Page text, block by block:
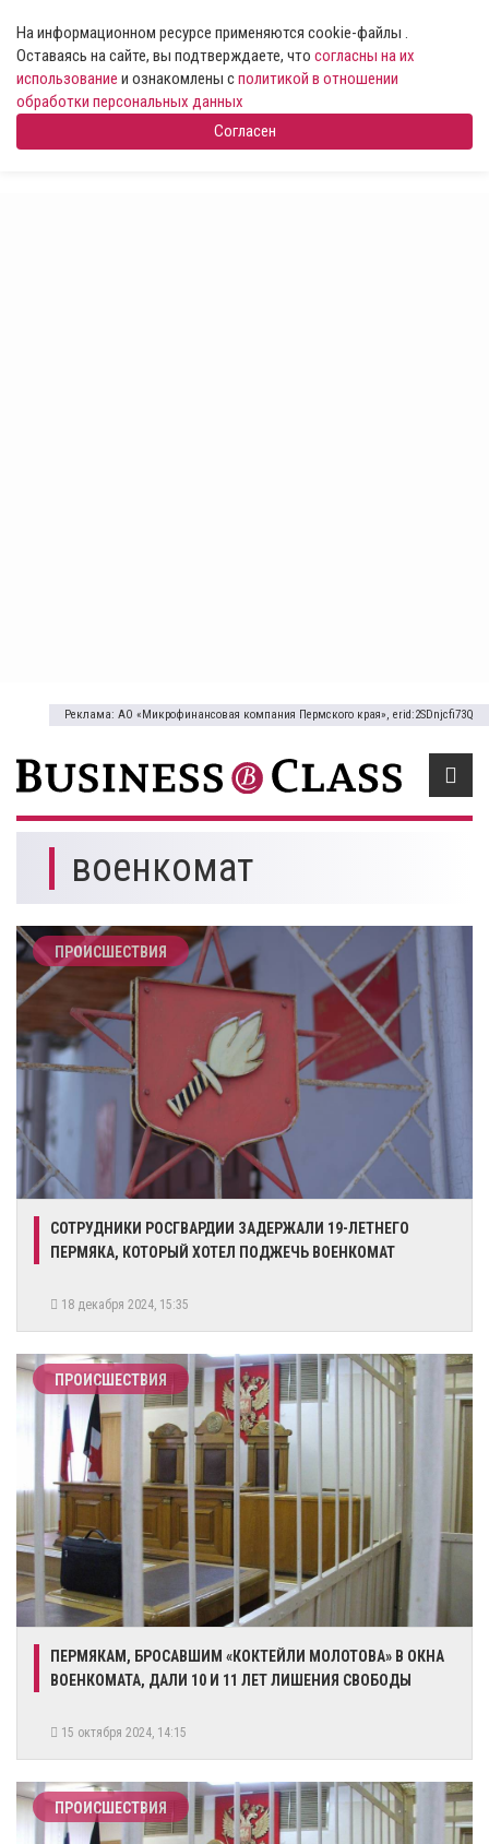
На информационном ресурсе применяются cookie-файлы .
Оставаясь на сайте, вы подтверждаете, что согласны на их
использование и ознакомлены сполитикой в отношении
обработки персональных данных
Согласен
Реклама: АО «Микрофинансовая компания Пермского края», erid:2SDnjcfi73Q
военкомат
ПРОИСШЕСТВИЯ
СОТРУДНИКИ РОСГВАРДИИ ЗАДЕРЖАЛИ 19-ЛЕТНЕГО
ПЕРМЯКА, КОТОРЫЙ ХОТЕЛ ПОДЖЕЧЬ ВОЕНКОМАТ
18 декабря 2024, 15:35
ПРОИСШЕСТВИЯ
​ПЕРМЯКАМ, БРОСАВШИМ «​КОКТЕЙЛИ МОЛОТОВА»​ В ОКНА
ВОЕНКОМАТА, ДАЛИ 10 И 11 ЛЕТ ЛИШЕНИЯ СВОБОДЫ
15 октября 2024, 14:15
ПРОИСШЕСТВИЯ